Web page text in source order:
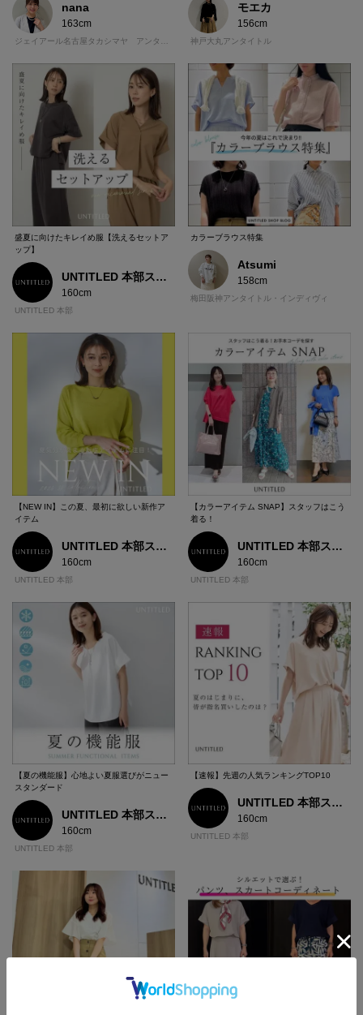
nana
163cm
ジェイアール名古屋タカシマヤ アンタイトル
モエカ
156cm
神戸大丸アンタイトル
盛夏に向けたキレイめ服【洗えるセットア
ップ】
UNTITLED 本部スタッフ
160cm
UNTITLED 本部
カラーブラウス特集
Atsumi
158cm
梅田阪神アンタイトル・インディヴィ
【NEW IN】この夏、最初に欲しい新作ア
イテム
UNTITLED 本部スタッフ
160cm
UNTITLED 本部
【カラーアイテム SNAP】スタッフはこう
着る！
UNTITLED 本部スタッフ
160cm
UNTITLED 本部
【夏の機能服】心地よい夏服選びがニュー
スタンダード
UNTITLED 本部スタッフ
160cm
UNTITLED 本部
【速報】先週の人気ランキングTOP10
UNTITLED 本部スタッフ
160cm
UNTITLED 本部